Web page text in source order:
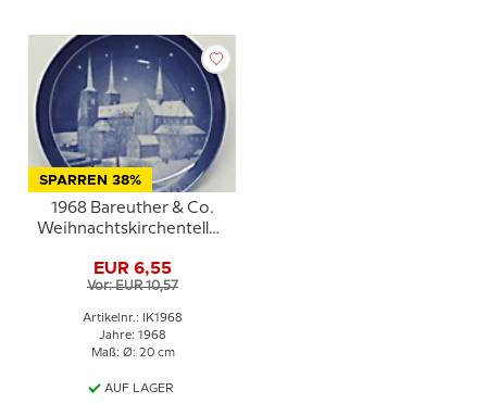
SPARREN 38%
1968 Bareuther & Co.
Weihnachtskirchenteller,
EUR 6,55
Vor: EUR 10,57
Artikelnr.: IK1968
Jahre: 1968
Maß: Ø: 20 cm
AUF LAGER